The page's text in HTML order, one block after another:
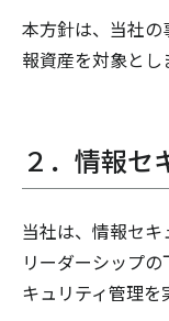
本方針は、当社
報資産を対象とし
２．情報セ
当社は、情報セ
リーダーシップ
キュリティ管理を